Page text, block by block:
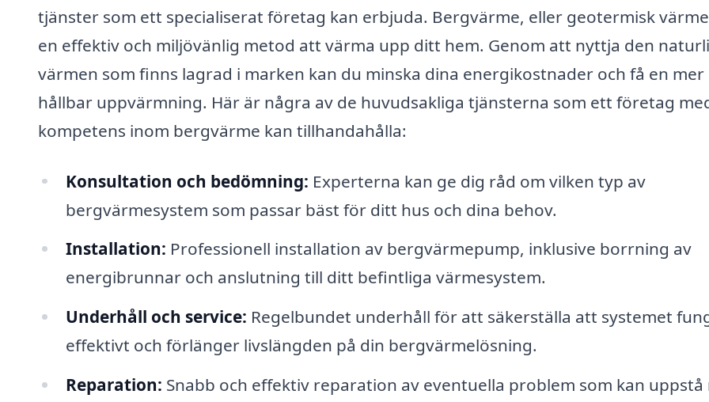
tjänster som ett specialiserat företag kan erbjuda. Bergvärme, eller geotermisk
en effektiv och miljövänlig metod att värma upp ditt hem. Genom att nyttja den
värmen som finns lagrad i marken kan du minska dina energikostnader och få en mer
hållbar uppvärmning. Här är några av de huvudsakliga tjänsterna som ett företag
kompetens inom bergvärme kan tillhandahålla:
Konsultation och bedömning: Experterna kan ge dig råd om vilken typ av
bergvärmesystem som passar bäst för ditt hus och dina behov.
Installation: Professionell installation av bergvärmepump, inklusive borrning av
energibrunnar och anslutning till ditt befintliga värmesystem.
Underhåll och service: Regelbundet underhåll för att säkerställa att systemet
effektivt och förlänger livslängden på din bergvärmelösning.
Reparation: Snabb och effektiv reparation av eventuella problem som kan uppstå